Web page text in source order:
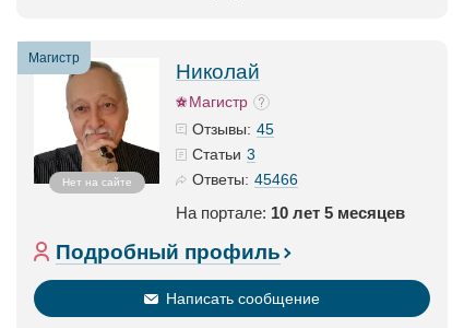
Магистр
Нет на сайте
Николай
Магистр
Отзывы: 45
Статьи 3
Ответы: 45466
На портале: 10 лет 5 месяцев
Подробный профиль
Написать сообщение